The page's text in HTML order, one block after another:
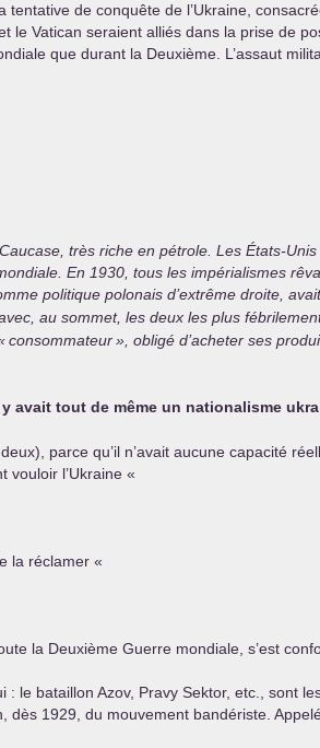
de conquête de l’Ukraine,
Vatican seraient alliés dans la prise de
que durant la Deuxième. L’assaut
très riche en pétrole. Les États-
En 1930, tous les impérialismes
politique polonais d’extrême droite,
au sommet, les deux les plus
consommateur», obligé d’acheter ses
avait tout de même un nationalisme
parce qu’il n’avait aucune capacité
vouloir l’Ukraine «
la réclamer «
la Deuxième Guerre mondiale, s’est
le bataillon Azov, Pravy Sektor, etc., sont
dès 1929, du mouvement bandériste.